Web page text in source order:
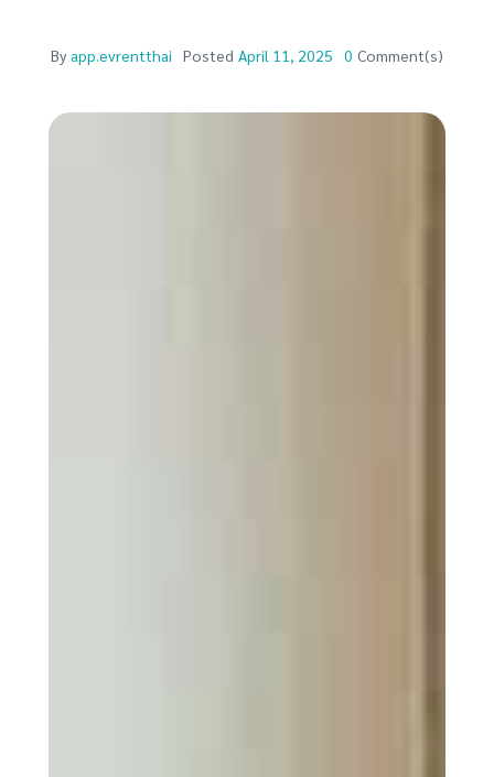
By app.evrentthai Posted April 11, 2025 0 Comment(s)